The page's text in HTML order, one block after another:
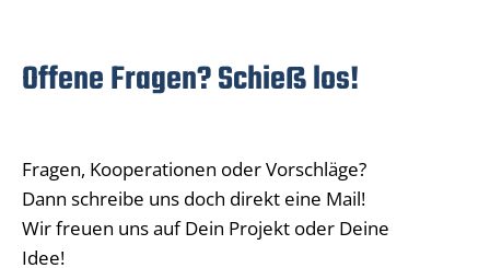
Offene Fragen? Schieß los!
Fragen, Kooperationen oder Vorschläge?
Dann schreibe uns doch direkt eine Mail!
Wir freuen uns auf Dein Projekt oder Deine
Idee!